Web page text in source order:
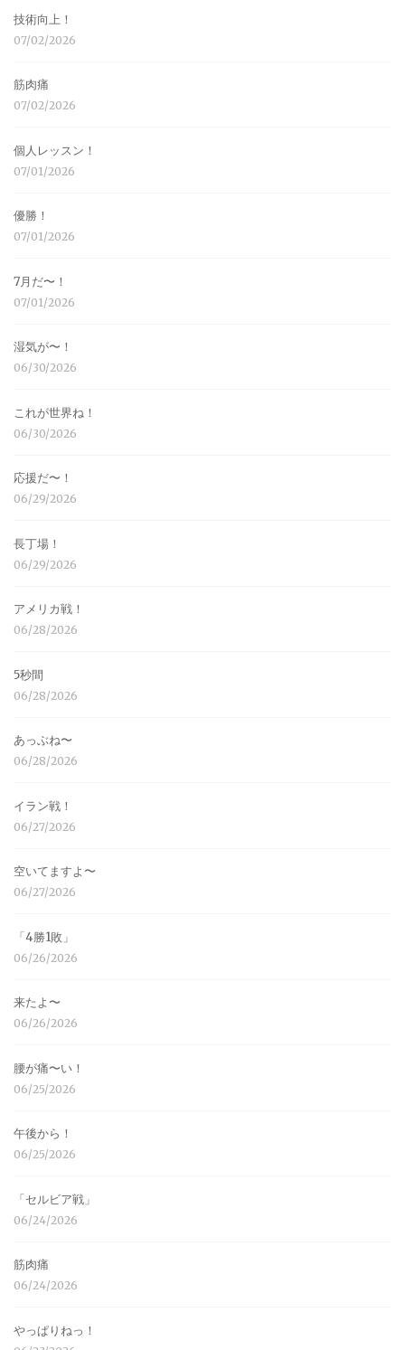
技術向上！
07/02/2026
筋肉痛
07/02/2026
個人レッスン！
07/01/2026
優勝！
07/01/2026
7月だ〜！
07/01/2026
湿気が〜！
06/30/2026
これが世界ね！
06/30/2026
応援だ〜！
06/29/2026
長丁場！
06/29/2026
アメリカ戦！
06/28/2026
5秒間
06/28/2026
あっぶね〜
06/28/2026
イラン戦！
06/27/2026
空いてますよ〜
06/27/2026
「4勝1敗」
06/26/2026
来たよ〜
06/26/2026
腰が痛〜い！
06/25/2026
午後から！
06/25/2026
「セルビア戦」
06/24/2026
筋肉痛
06/24/2026
やっぱりねっ！